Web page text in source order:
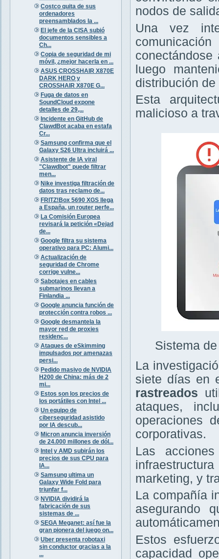
Costco quita de sus
ordenadores
preensamblados la ...
El jefe de la CISA subió
documentos sensibles a
Ch...
Copia de seguridad de mi
móvil, ¿mejor hacerla en ...
ASUS CROSSHAIR X870E
DARK HERO y
CROSSHAIR X870E G...
Fuga de datos en
SoundCloud expone
detalles de 29,...
Incidente en GitHub de
ClawdBot acaba en estafa
Cr...
Samsung confirma que el
Galaxy S26 Ultra incluirá ...
Asistente de IA viral
"Clawdbot" puede filtrar
men...
Nike investiga filtración de
datos tras reclamo de...
FRITZ!Box 5690 XGS llega
a España, un router perfe...
La Comisión Europea
revisará la petición «Dejad
de...
Google filtra su sistema
operativo para PC: Alumi...
Actualización de
seguridad de Chrome
corrige vulne...
Sabotajes en cables
submarinos llevan a
Finlandia ...
Google anuncia función de
protección contra robos ...
Google desmantela la
mayor red de proxies
residenc...
Ataques de eSkimming
impulsados por amenazas
persi...
Pedido masivo de NVIDIA
H200 de China: más de 2
mi...
Estos son los precios de
los portátiles con Intel ...
Un equipo de
ciberseguridad asistido
por IA descub...
Micron anuncia inversión
de 24.000 millones de dól...
Intel y AMD subirán los
precios de sus CPU para
IA...
Samsung ultima un
Galaxy Wide Fold para
triunfar f...
NVIDIA dividirá la
fabricación de sus
sistemas de ...
SEGA Meganet: así fue la
gran pionera del juego on...
Uber presenta robotaxi
sin conductor gracias a la
...
nodos de
Una vez
luego
distribución
Esta
malicioso a
Sistema
La
siete días en
rastreados
ataques,
operaciones
corporativas.
Las
marketing, y
La compañía
asegurando
Estos
capacidad